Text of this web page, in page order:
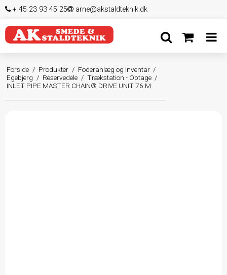
+ 45 23 93 45 25 arne@akstaldteknik.dk
Forside / Produkter / Foderanlæg og Inventar /
Egebjerg / Reservedele / Trækstation - Optage /
INLET PIPE MASTER CHAIN® DRIVE UNIT 76 M